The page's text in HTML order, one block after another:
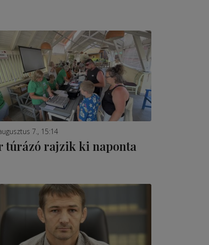
7., 15:14
túrázó rajzik ki naponta